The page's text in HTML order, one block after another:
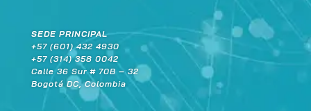
SEDE PRINCIPAL
+57 (601) 432 4930
+57 (314) 358 0042
Calle 36 Sur # 70B – 32
Bogotá DC, Colombia